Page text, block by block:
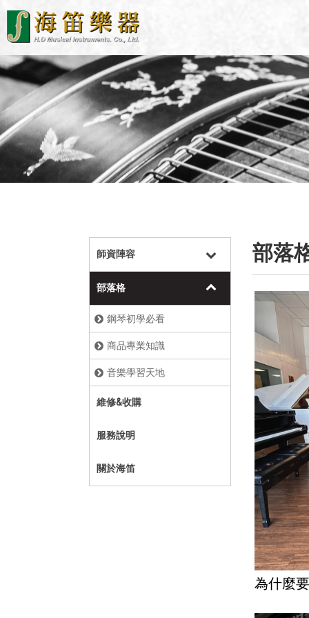
師資陣容
部落格
鋼琴初學必看
商品專業知識
音樂學習天地
維修&收購
服務說明
關於海笛
部落
為什麼